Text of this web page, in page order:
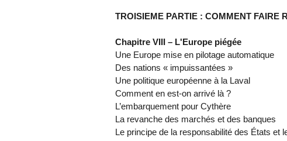
TROISIEME PARTIE : COMMENT FAIRE
Chapitre VIII – L'Europe piégée
Une Europe mise en pilotage automatique
Des nations « impuissantées »
Une politique européenne à la Laval
Comment en est-on arrivé là ?
L’embarquement pour Cythère
La revanche des marchés et des banques
Le principe de la responsabilité des États et